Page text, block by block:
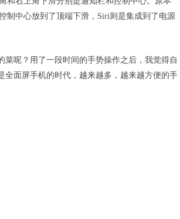
制中心放到了顶端下滑，Siri则是集成到了电源
呢？用了一段时间的手势操作之后，我觉得自
全面屏手机的时代，越来越多，越来越方便的手